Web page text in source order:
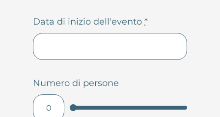
Data di inizio dell'evento*
Numero di persone